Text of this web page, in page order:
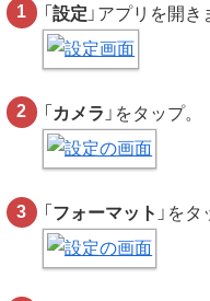
「設定 」アプリを開き
「 カメラ 」をタップ。
「 フォーマット 」をタ